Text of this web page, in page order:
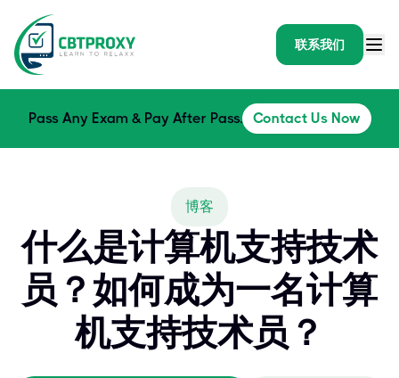
联系我们
Pass Any Exam & Pay After Pass. Contact Us Now
博客
什么是计算机支持技术
员？如何成为一名计算
机支持技术员？